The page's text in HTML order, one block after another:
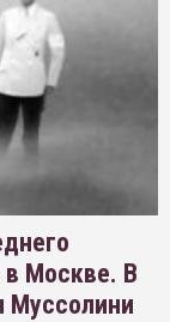
в Москве. В
Муссолини